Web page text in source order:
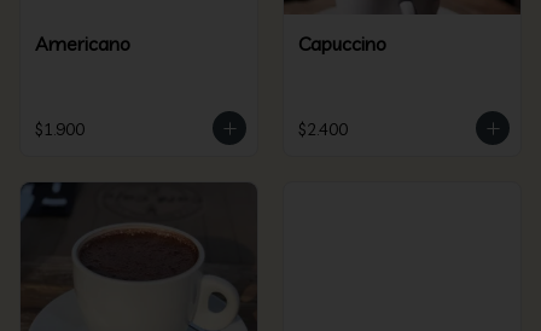
Americano
$1.900
Capuccino
$2.400